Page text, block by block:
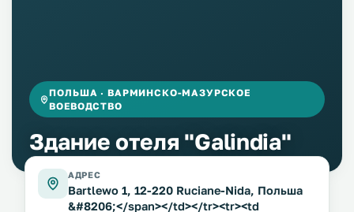
ПОЛЬША · ВАРМИНСКО-МАЗУРСКОЕ
ВОЕВОДСТВО
Здание отеля "Galindia"
АДРЕС
Bartlewo 1, 12-220 Ruciane-Nida, Польша
&#8206;</span></td></tr><tr><td